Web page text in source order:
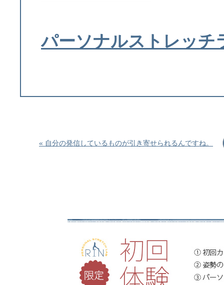
パーソナルストレッ
« 自分の発信しているものが引き寄せられるんですね。